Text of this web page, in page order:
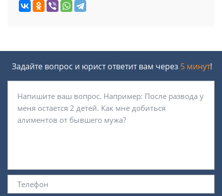
Задайте вопрос и юрист ответит вам через 5 минут!